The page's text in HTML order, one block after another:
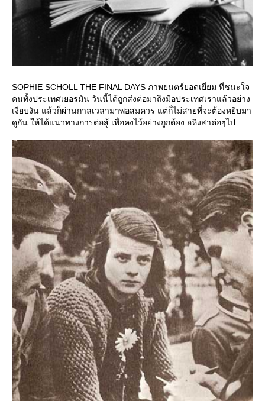
SOPHIE SCHOLL THE FINAL DAYS ภาพยนตร์ยอดเยี่ยม ที่ชนะใจ
คนทั้งประเทศเยอรมัน วันนี้ได้ถูกส่งต่อมาถึงมือประเทศเราแล้วอย่าง
เงียบงัน แล้วก็ผ่านกาลเวลามาพอสมควร แต่ก็ไม่สายที่จะต้องหยิบมา
ดูกัน ให้ได้แนวทางการต่อสู้ เพื่อคงไว้อย่างถูกต้อง อหิงสาต่อๆไป